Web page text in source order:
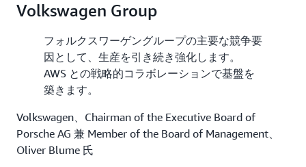
Volkswagen Group
フォルクスワーゲングループの主要な競争要
因として、生産を引き続き強化します。
AWS との戦略的コラボレーションで基盤を
築きます。
Volkswagen、Chairman of the Executive Board of
Porsche AG 兼 Member of the Board of Management、
Oliver Blume 氏